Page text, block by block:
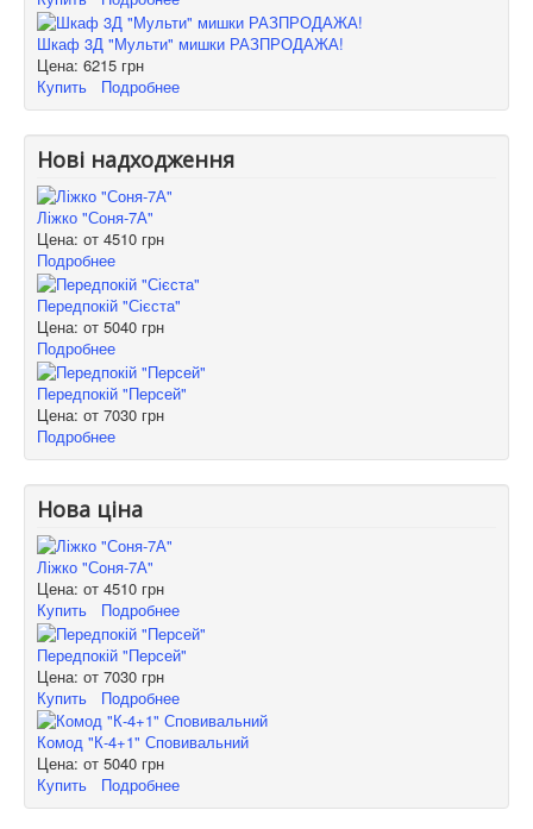
Шкаф 3Д "Мульти" мишки РАЗПРОДАЖА!
Цена: 6215 грн
Купить
Подробнее
Нові надходження
Ліжко "Соня-7А"
Цена: от 4510 грн
Подробнее
Передпокій "Сієста"
Цена: от 5040 грн
Подробнее
Передпокій "Персей"
Цена: от 7030 грн
Подробнее
Нова ціна
Ліжко "Соня-7А"
Цена: от 4510 грн
Купить
Подробнее
Передпокій "Персей"
Цена: от 7030 грн
Купить
Подробнее
Комод "К-4+1" Сповивальний
Цена: от 5040 грн
Купить
Подробнее